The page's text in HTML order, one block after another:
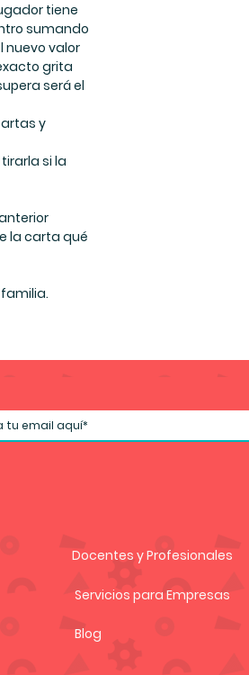
tiene
sumando
nuevo valor
grita
será el
y
si la
la carta qué
Docentes y Profesionales
Servicios para Empresas
Blog